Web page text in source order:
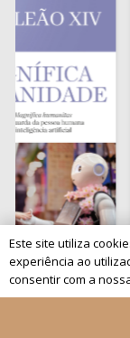
Este site utiliza
experiência ao
consentir com a